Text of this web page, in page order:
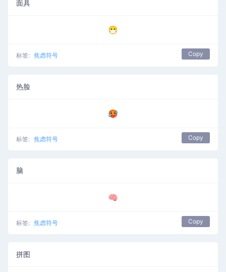
面具
😷
标签: 焦虑符号 Copy
热脸
🥵
标签: 焦虑符号 Copy
脑
🧠
标签: 焦虑符号 Copy
拼图